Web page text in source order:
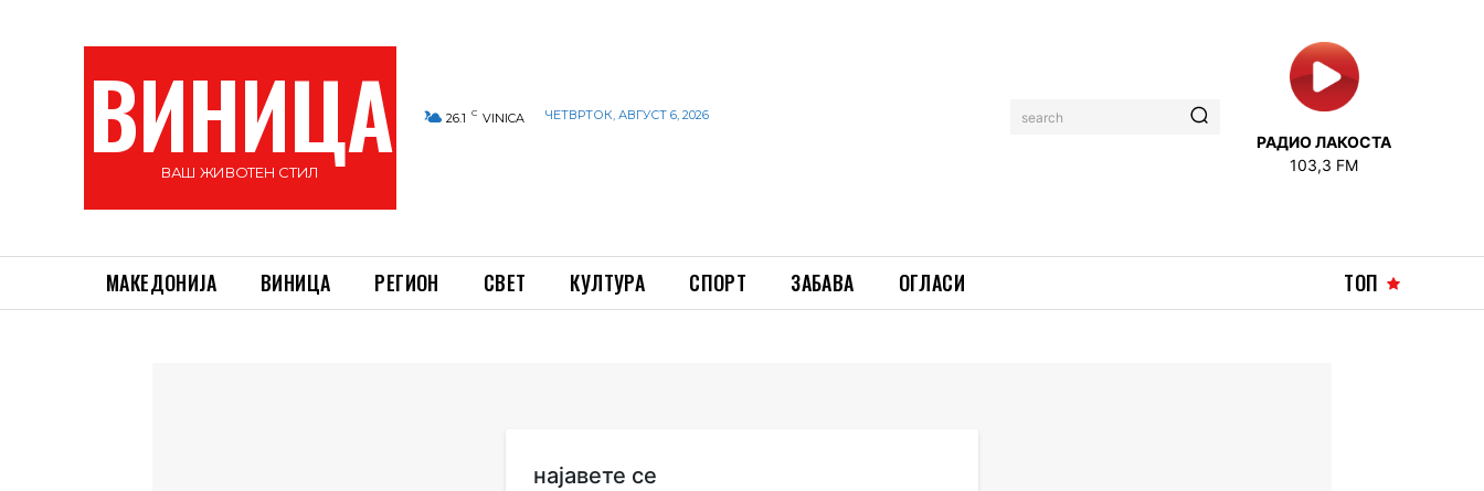
ВИНИЦА
ВАШ ЖИВОТЕН СТИЛ
26.1 C VINICA ЧЕТВРТОК, АВГУСТ 6, 2026 search
РАДИО ЛАКОСТА
103,3 FM
МАКЕДОНИЈА ВИНИЦА РЕГИОН СВЕТ КУЛТУРА СПОРТ ЗАБАВА ОГЛАСИ ТОП
најавете се